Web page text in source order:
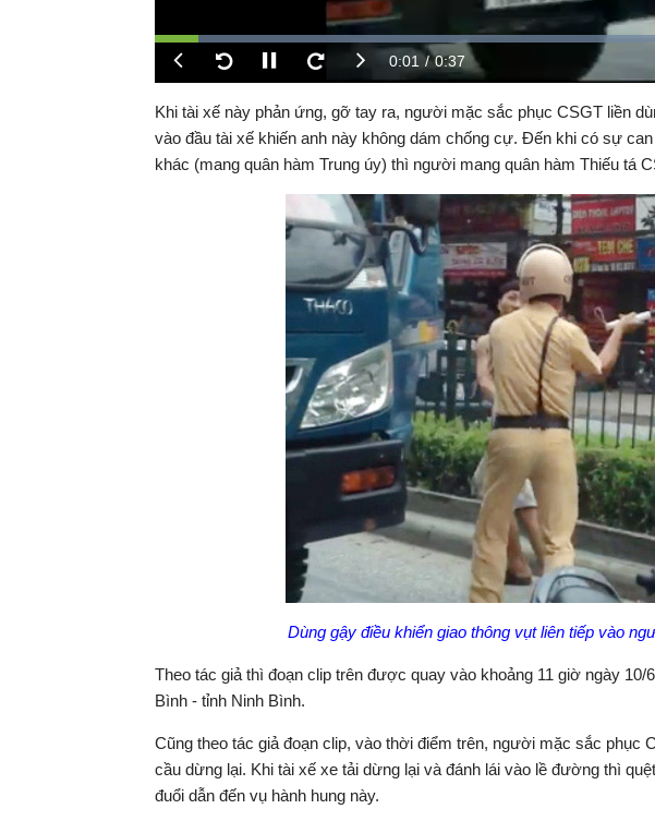
PreviousBackward
Tạm
dừng ForwardNext
Thời
gian
hiện
tại
0:03 / Duration
0:37
Đã
100.00%
Khi tài xế này phản ứng, gỡ tay ra, người mặc sắc phục CSGT liền
vào đầu tài xế khiến anh này không dám chống cự. Đến khi có sự
khác (mang quân hàm Trung úy) thì người mang quân hàm Thiếu tá
Dùng gậy điều khiển giao thông vụt liên tiếp vào
Theo tác giả thì đoạn clip trên được quay vào khoảng 11 giờ ngày
Bình - tỉnh Ninh Bình.
Cũng theo tác giả đoạn clip, vào thời điểm trên, người mặc sắc phục
cầu dừng lại. Khi tài xế xe tải dừng lại và đánh lái vào lề đường thì
đuổi dẫn đến vụ hành hung này.